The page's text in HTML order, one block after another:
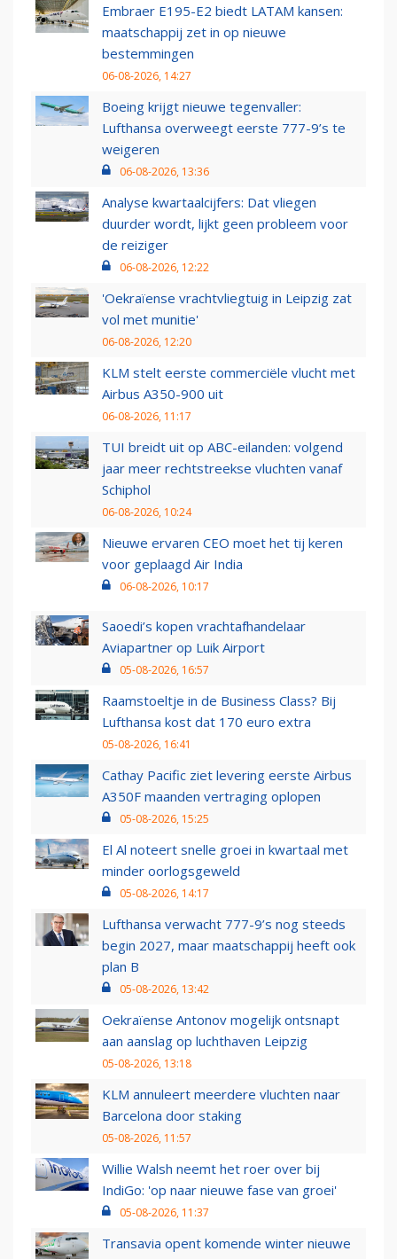
Embraer E195-E2 biedt LATAM kansen:
maatschappij zet in op nieuwe
bestemmingen
06-08-2026, 14:27
Boeing krijgt nieuwe tegenvaller:
Lufthansa overweegt eerste 777-9’s te
weigeren
06-08-2026, 13:36
Analyse kwartaalcijfers: Dat vliegen
duurder wordt, lijkt geen probleem voor
de reiziger
06-08-2026, 12:22
'Oekraïense vrachtvliegtuig in Leipzig zat
vol met munitie'
06-08-2026, 12:20
KLM stelt eerste commerciële vlucht met
Airbus A350-900 uit
06-08-2026, 11:17
TUI breidt uit op ABC-eilanden: volgend
jaar meer rechtstreekse vluchten vanaf
Schiphol
06-08-2026, 10:24
Nieuwe ervaren CEO moet het tij keren
voor geplaagd Air India
06-08-2026, 10:17
Saoedi’s kopen vrachtafhandelaar
Aviapartner op Luik Airport
05-08-2026, 16:57
Raamstoeltje in de Business Class? Bij
Lufthansa kost dat 170 euro extra
05-08-2026, 16:41
Cathay Pacific ziet levering eerste Airbus
A350F maanden vertraging oplopen
05-08-2026, 15:25
El Al noteert snelle groei in kwartaal met
minder oorlogsgeweld
05-08-2026, 14:17
Lufthansa verwacht 777-9’s nog steeds
begin 2027, maar maatschappij heeft ook
plan B
05-08-2026, 13:42
Oekraïense Antonov mogelijk ontsnapt
aan aanslag op luchthaven Leipzig
05-08-2026, 13:18
KLM annuleert meerdere vluchten naar
Barcelona door staking
05-08-2026, 11:57
Willie Walsh neemt het roer over bij
IndiGo: 'op naar nieuwe fase van groei'
05-08-2026, 11:37
Transavia opent komende winter nieuwe